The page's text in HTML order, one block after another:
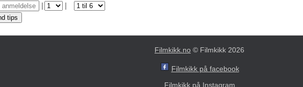
|
|
Filmkikk.no © Filmkikk 2026
Filmkikk på facebook
Filmkikk på Instagram